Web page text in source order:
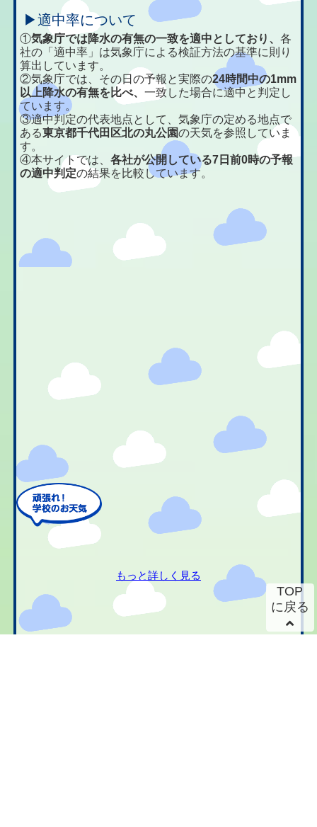
▶適中率について
①気象庁では降水の有無の一致を適中としており、各
社の「適中率」は気象庁による検証方法の基準に則り
算出しています。
②気象庁では、その日の予報と実際の24時間中の1mm
以上降水の有無を比べ、一致した場合に適中と判定し
ています。
③適中判定の代表地点として、気象庁の定める地点で
ある東京都千代田区北の丸公園の天気を参照していま
す。
④本サイトでは、各社が公開している7日前0時の予報
の適中判定の結果を比較しています。
もっと詳しく見る
TOP
に戻る